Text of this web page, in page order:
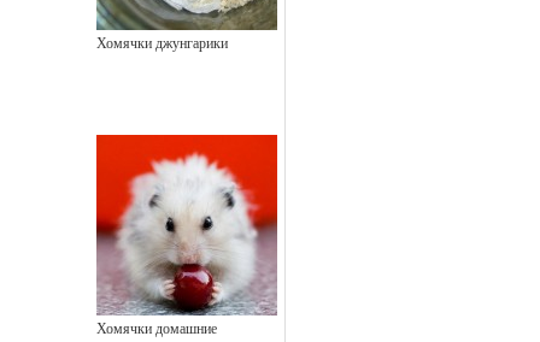
Хомячки джунгарики
Хомячки домашние